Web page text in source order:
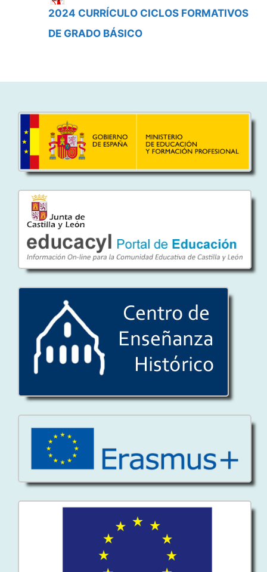
2024 CURRÍCULO CICLOS FORMATIVOS
DE GRADO BÁSICO